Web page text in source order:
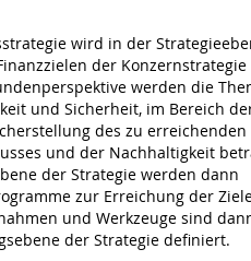
wird in der
der
werden die
und Sicherheit, im Bereich
des zu erreichenden
und der Nachhaltigkeit
der Strategie werden dann
zur Erreichung der
und Werkzeuge sind
der Strategie definiert.